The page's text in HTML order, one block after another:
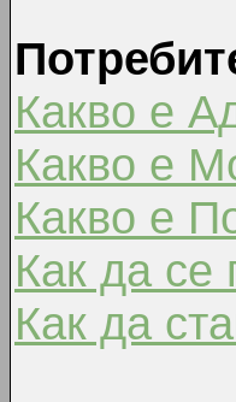
Какво е
Какво е
Какво е
Как да се
Как да